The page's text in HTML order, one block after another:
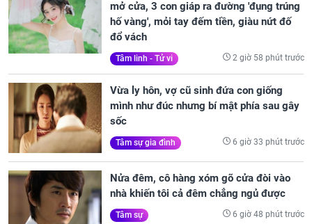
mở cửa, 3 con giáp ra đường 'đụng trúng
hố vàng', mỏi tay đếm tiền, giàu nứt đố
đổ vách
Tâm linh - Tử vi 2 giờ 58 phút trước
Vừa ly hôn, vợ cũ sinh đứa con giống
mình như đúc nhưng bí mật phía sau gây
sốc
Tâm sự gia đình 6 giờ 33 phút trước
Nửa đêm, cô hàng xóm gõ cửa đòi vào
nhà khiến tôi cả đêm chẳng ngủ được
Tâm sự 6 giờ 48 phút trước